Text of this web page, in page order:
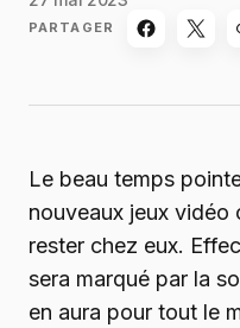
PARTAGER
Le beau temps
nouveaux jeux vidéo
rester chez eux.
sera marqué par la
en aura pour tout le